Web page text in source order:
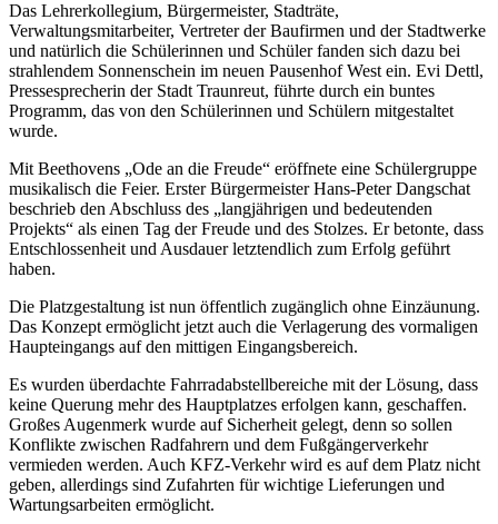
Das Lehrerkollegium, Bürgermeister, Stadträte,
Verwaltungsmitarbeiter, Vertreter der Baufirmen und der Stadtwerke
und natürlich die Schülerinnen und Schüler fanden sich dazu bei
strahlendem Sonnenschein im neuen Pausenhof West ein. Evi Dettl,
Pressesprecherin der Stadt Traunreut, führte durch ein buntes
Programm, das von den Schülerinnen und Schülern mitgestaltet
wurde.
Mit Beethovens „Ode an die Freude“ eröffnete eine Schülergruppe
musikalisch die Feier. Erster Bürgermeister Hans-Peter Dangschat
beschrieb den Abschluss des „langjährigen und bedeutenden
Projekts“ als einen Tag der Freude und des Stolzes. Er betonte, dass
Entschlossenheit und Ausdauer letztendlich zum Erfolg geführt
haben.
Die Platzgestaltung ist nun öffentlich zugänglich ohne Einzäunung.
Das Konzept ermöglicht jetzt auch die Verlagerung des vormaligen
Haupteingangs auf den mittigen Eingangsbereich.
Es wurden überdachte Fahrradabstellbereiche mit der Lösung, dass
keine Querung mehr des Hauptplatzes erfolgen kann, geschaffen.
Großes Augenmerk wurde auf Sicherheit gelegt, denn so sollen
Konflikte zwischen Radfahrern und dem Fußgängerverkehr
vermieden werden. Auch KFZ-Verkehr wird es auf dem Platz nicht
geben, allerdings sind Zufahrten für wichtige Lieferungen und
Wartungsarbeiten ermöglicht.